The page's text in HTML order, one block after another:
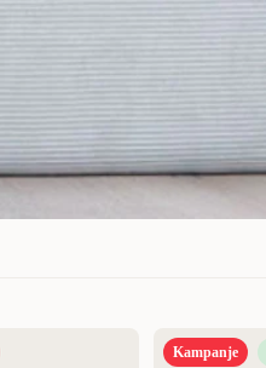
Kampanje